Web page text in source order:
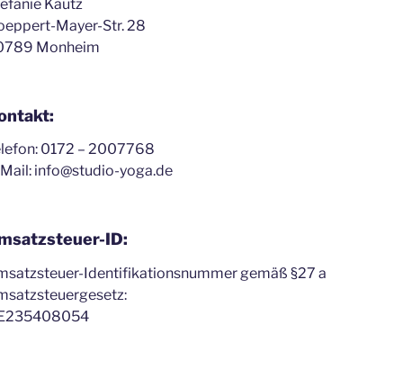
Kautz
Mayer-Str. 28
Monheim
0172 – 2007768
info@studio-yoga.de
ID:
Identifikationsnummer gemäß §27 a